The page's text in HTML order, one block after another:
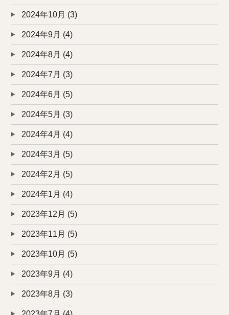
2024年10月 (3)
2024年9月 (4)
2024年8月 (4)
2024年7月 (3)
2024年6月 (5)
2024年5月 (3)
2024年4月 (4)
2024年3月 (5)
2024年2月 (5)
2024年1月 (4)
2023年12月 (5)
2023年11月 (5)
2023年10月 (5)
2023年9月 (4)
2023年8月 (3)